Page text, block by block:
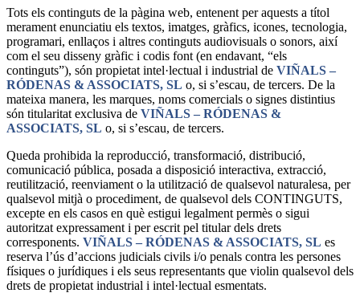
Tots els continguts de la pàgina web, entenent per aquests a títol
merament enunciatiu els textos, imatges, gràfics, icones, tecnologia,
programari, enllaços i altres continguts audiovisuals o sonors, així
com el seu disseny gràfic i codis font (en endavant, “els
continguts”), són propietat intel·lectual i industrial de VIÑALS –
RÓDENAS & ASSOCIATS, SL o, si s’escau, de tercers. De la
mateixa manera, les marques, noms comercials o signes distintius
són titularitat exclusiva de VIÑALS – RÓDENAS &
ASSOCIATS, SL o, si s’escau, de tercers.
Queda prohibida la reproducció, transformació, distribució,
comunicació pública, posada a disposició interactiva, extracció,
reutilització, reenviament o la utilització de qualsevol naturalesa, per
qualsevol mitjà o procediment, de qualsevol dels CONTINGUTS,
excepte en els casos en què estigui legalment permès o sigui
autoritzat expressament i per escrit pel titular dels drets
corresponents. VIÑALS – RÓDENAS & ASSOCIATS, SL es
reserva l’ús d’accions judicials civils i/o penals contra les persones
físiques o jurídiques i els seus representants que violin qualsevol dels
drets de propietat industrial i intel·lectual esmentats.